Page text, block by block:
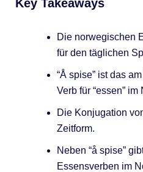
Key Takeaways
Die norwegischen
für den täglichen
“Å spise” ist das
Verb für “essen”
Die Konjugation
Zeitform.
Neben “å spise”
Essensverben im